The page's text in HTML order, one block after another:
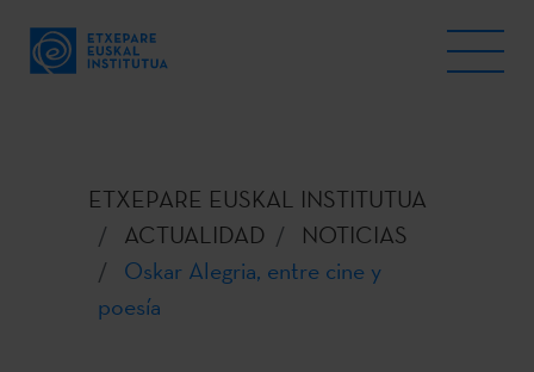
ETXEPARE EUSKAL INSTITUTUA
ACTUALIDAD
NOTICIAS
Oskar Alegria, entre cine y
poesía